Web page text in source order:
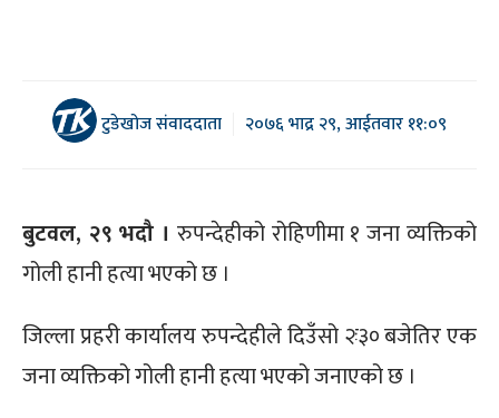
टुडेखोज संवाददाता २०७६ भाद्र २९, आईतवार ११:०९
बुटवल, २९ भदौ । रुपन्देहीको रोहिणीमा १ जना व्यक्तिको
गोली हानी हत्या भएको छ ।
जिल्ला प्रहरी कार्यालय रुपन्देहीले दिउँसो २ः३० बजेतिर एक
जना व्यक्तिको गोली हानी हत्या भएको जनाएको छ ।